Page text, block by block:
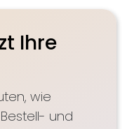
Ihre
wie
und